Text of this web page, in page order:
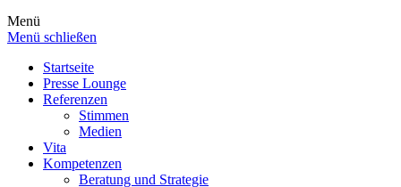
Menü
Menü schließen
Startseite
Presse Lounge
Referenzen
Stimmen
Medien
Vita
Kompetenzen
Beratung und Strategie